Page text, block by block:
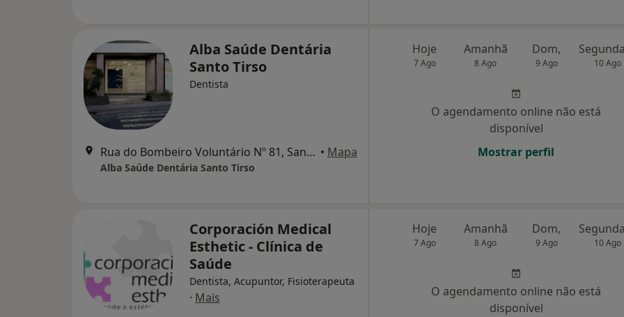
Alba Saúde Dentária
Santo Tirso
Dentista
Rua do Bombeiro Voluntário Nº 81, Santo Tirso • Mapa
Alba Saúde Dentária Santo Tirso
Hoje
7 Ago
Amanhã
8 Ago
Dom,
9 Ago 10 Ago
O agendamento online não está
disponível
Mostrar perfil
Corporación Medical
Esthetic - Clínica de
Saúde
Dentista, Acupuntor, Fisioterapeuta
· Mais
Hoje
7 Ago
Amanhã
8 Ago
Dom,
9 Ago 10 Ago
O agendamento online não está
disponível